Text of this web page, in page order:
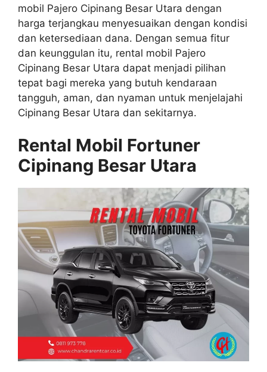
mobil Pajero Cipinang Besar Utara dengan
harga terjangkau menyesuaikan dengan kondisi
dan ketersediaan dana. Dengan semua fitur
dan keunggulan itu, rental mobil Pajero
Cipinang Besar Utara dapat menjadi pilihan
tepat bagi mereka yang butuh kendaraan
tangguh, aman, dan nyaman untuk menjelajahi
Cipinang Besar Utara dan sekitarnya.
Rental Mobil Fortuner
Cipinang Besar Utara